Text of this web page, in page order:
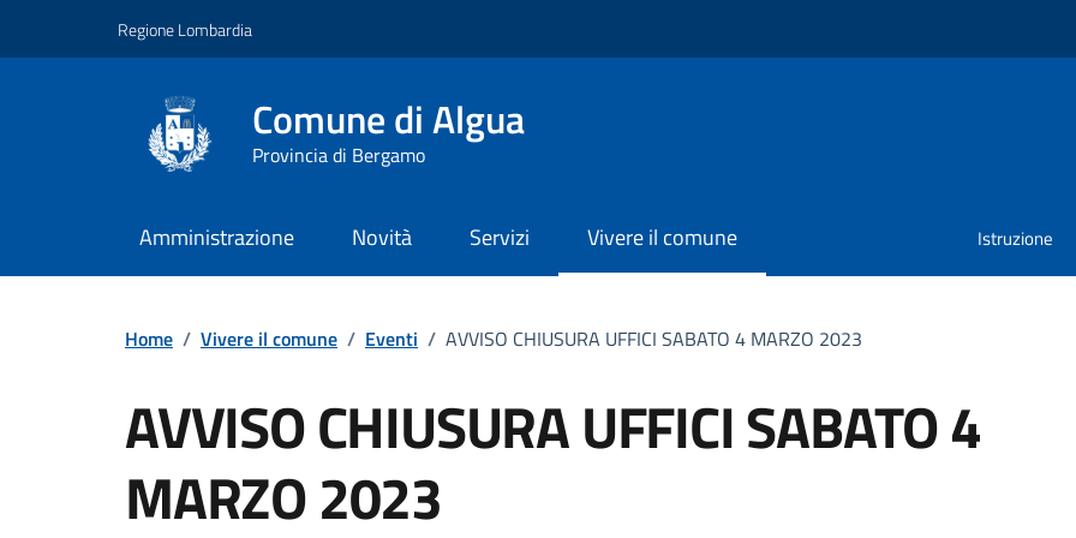
Regione Lombardia
Comune di Algua
Provincia di Bergamo
Amministrazione Novità Servizi Vivere il comune Istruzione
Home / Vivere il comune / Eventi / AVVISO CHIUSURA UFFICI SABATO 4 MARZO 2023
AVVISO CHIUSURA UFFICI SABATO 4
MARZO 2023